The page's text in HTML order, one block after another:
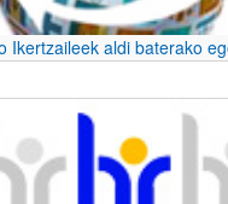
Ikertzaileek aldi baterako